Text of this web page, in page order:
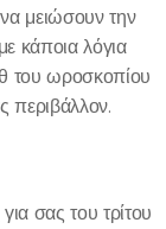
μειώσουν την
κάποια λόγια
του ωροσκοπίου
περιβάλλον.
σας του τρίτου